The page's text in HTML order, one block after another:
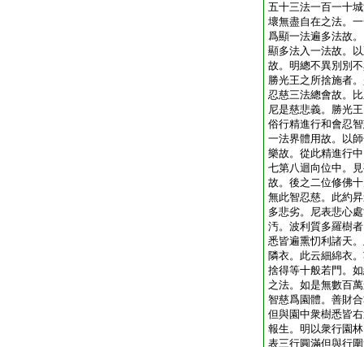
五十三法一百一十
壞無盡自在之法。
爲顯一法遍多法故
顯多法入一法故。
故。明總不異別別
勝光王之所捨施者
忍慈三法總會故。
尼是慈悲義。勝光
俗行精進行和會忍
一法界體用故。以
樂故。從此精進行
七第八迴向位中。
故。後之二位修佛
無此智忍慈。此約
多悲劣。尼表悲心
汚。波利質多羅樹
悉皆遍熏忉利諸天
隣衣。此云細綿衣
捨得等十般若門。
之法。如是無數百
智慈爲園體。善財
但與園中衆樹悉皆
報生。明以衆行園
表三行圓滿但與行